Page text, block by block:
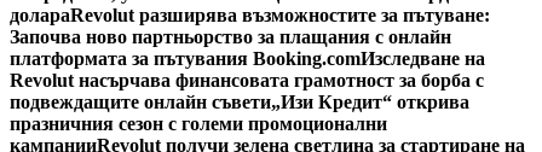
долараRevolut разширява възможностите за пътуване:
Започва ново партньорство за плащания с онлайн
платформата за пътувания Booking.comИзследване на
Revolut насърчава финансовата грамотност за борба с
подвеждащите онлайн съвети„Изи Кредит“ открива
празничния сезон с големи промоционални
кампанииRevolut получи зелена светлина за стартиране на